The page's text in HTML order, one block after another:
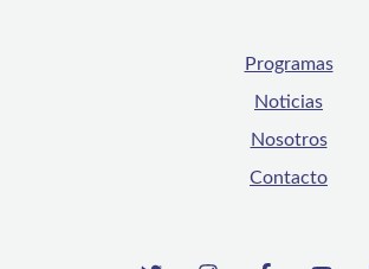
Programas
Noticias
Nosotros
Contacto